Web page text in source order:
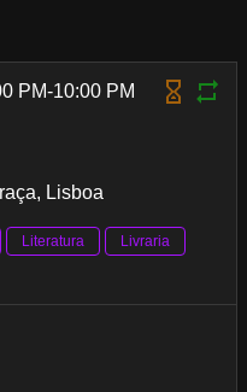
PM-10:00 PM
Lisboa
Literatura
Livraria